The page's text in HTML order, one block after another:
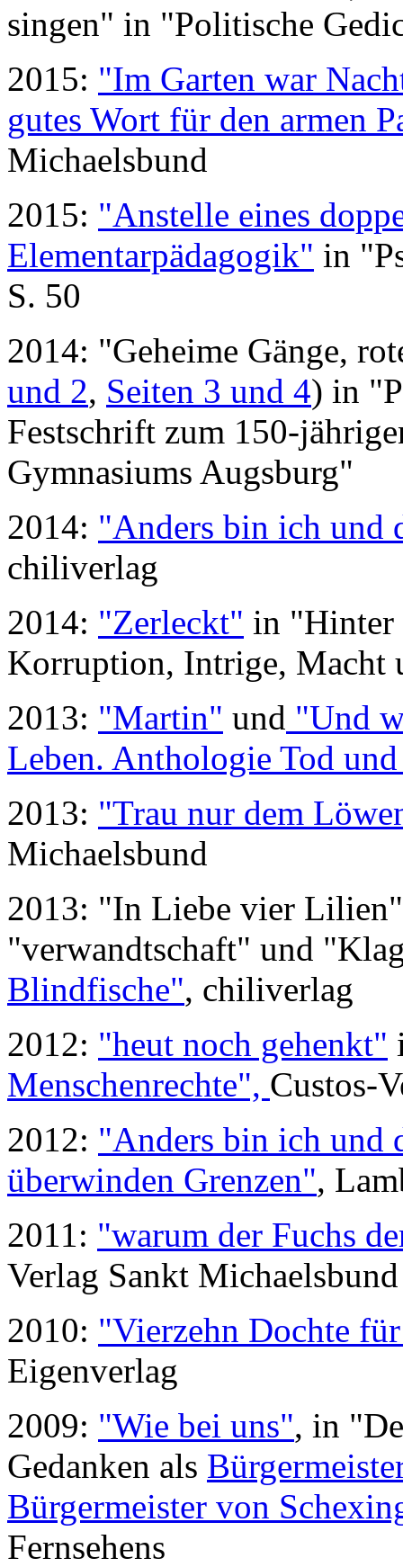
singen" in "Politische
2015: "Im Garten war
gutes Wort für den armen
Michaelsbund
2015: "Anstelle eines
Elementarpädagogik" in
S. 50
2014: "Geheime Gänge,
und 2, Seiten 3 und 4) in
Festschrift zum 150-
Gymnasiums Augsburg"
2014: "Anders bin ich und
chiliverlag
2014: "Zerleckt" in "Hinter
Korruption, Intrige, Macht
2013: "Martin" und "Und
Leben. Anthologie Tod
2013: "Trau nur dem
Michaelsbund
2013: "In Liebe vier
"verwandtschaft" und
Blindfische", chiliverlag
2012: "heut noch gehenkt"
Menschenrechte", Custos-
2012: "Anders bin ich und
überwinden Grenzen",
2011: "warum der Fuchs
Verlag Sankt Michaelsbund
2010: "Vierzehn Dochte
Eigenverlag
2009: "Wie bei uns", in
Gedanken als
Bürgermeister von
Fernsehens